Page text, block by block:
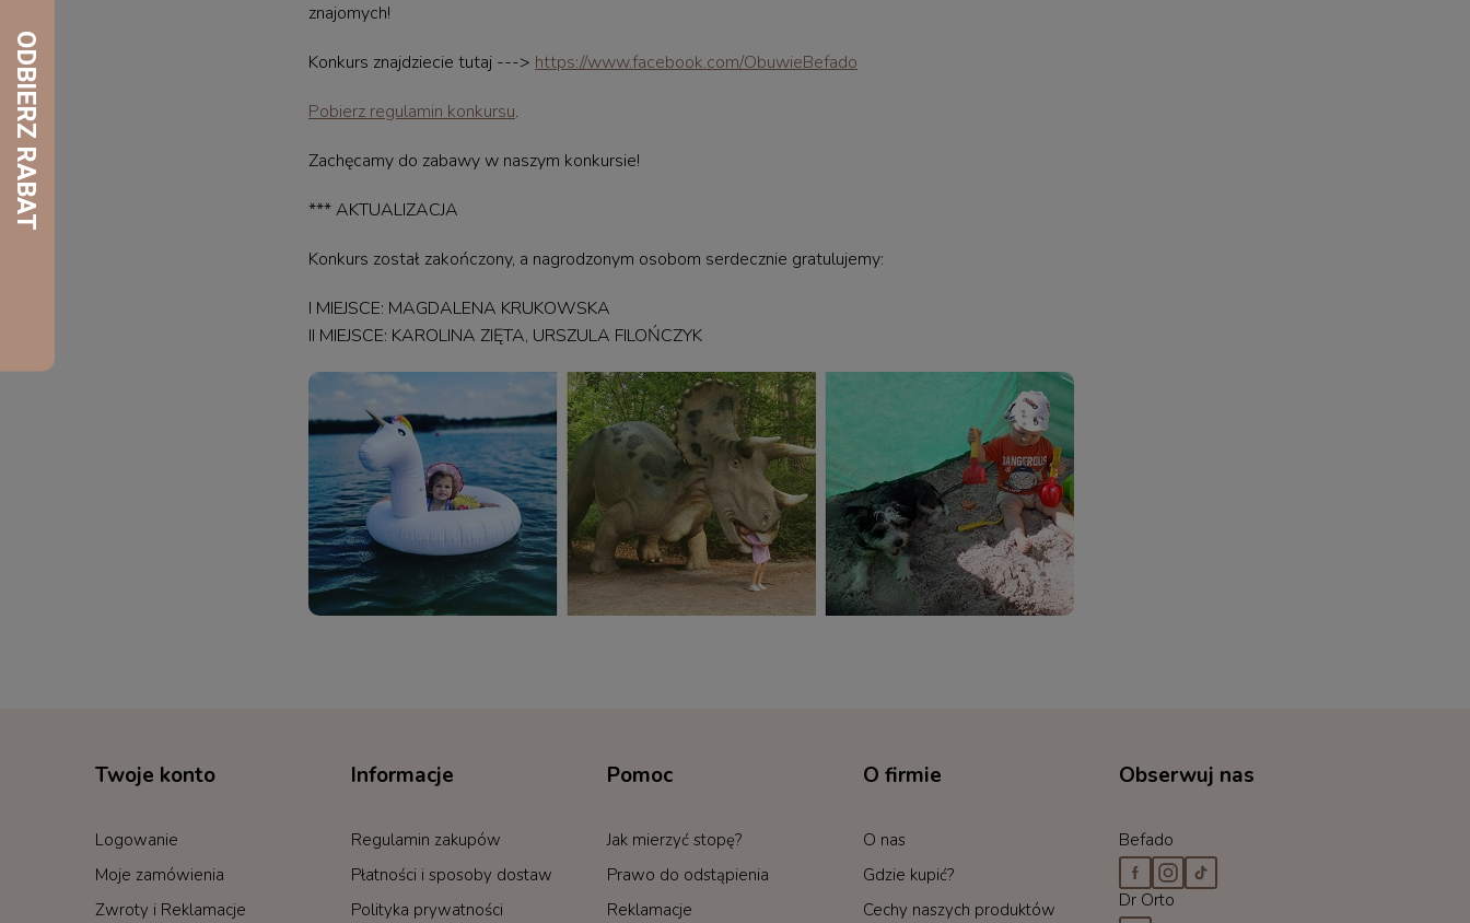
znajomych!
Konkurs znajdziecie tutaj ---> https://www.facebook.com/ObuwieBefado
Pobierz regulamin konkursu.
Zachęcamy do zabawy w naszym konkursie!
*** AKTUALIZACJA
Konkurs został zakończony, a nagrodzonym osobom serdecznie gratulujemy:
I MIEJSCE: MAGDALENA KRUKOWSKA
II MIEJSCE: KAROLINA ZIĘTA, URSZULA FILOŃCZYK
Twoje konto
Logowanie
Moje zamówienia
Zwroty i Reklamacje
Informacje
Regulamin zakupów
Płatności i sposoby dostaw
Polityka prywatności
Pomoc
Jak mierzyć stopę?
Prawo do odstąpienia
Reklamacje
O firmie
O nas
Gdzie kupić?
Cechy naszych produktów
Obserwuj nas
Befado
Dr Orto